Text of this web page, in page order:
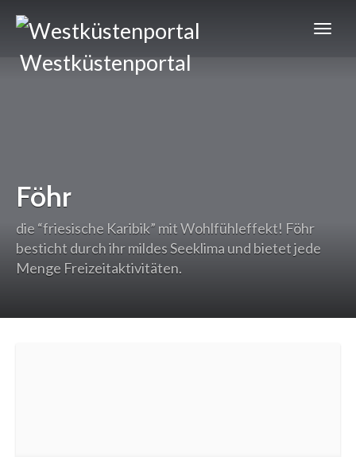
Westküstenportal
Föhr
die “friesische Karibik” mit Wohlfühleffekt! Föhr
besticht durch ihr mildes Seeklima und bietet jede
Menge Freizeitaktivitäten.